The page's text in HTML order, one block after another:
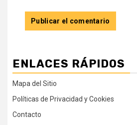
ENLACES RÁPIDOS
Mapa del Sitio
Políticas de Privacidad y Cookies
Contacto